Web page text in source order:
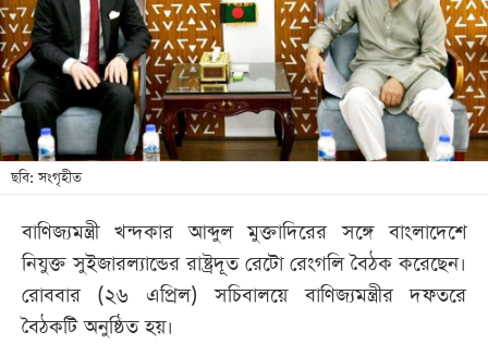
খেলা
বিনোদন
লাইফ
স্টাইল
শিক্ষা
সব
বিভাগ
ছবি: সংগৃহীত
বাণিজ্যমন্ত্রী খন্দকার আব্দুল মুক্তাদিরের সঙ্গে বাংলাদেশে
নিযুক্ত সুইজারল্যান্ডের রাষ্ট্রদূত রেটো রেংগলি বৈঠক করেছেন।
রোববার (২৬ এপ্রিল) সচিবালয়ে বাণিজ্যমন্ত্রীর দফতরে
বৈঠকটি অনুষ্ঠিত হয়।